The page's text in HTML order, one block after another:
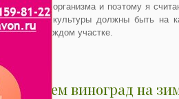
для нашего организма и поэтому я
кусты этой культуры должны быть на
даче и на каждом участке.
Укрываем виноград на